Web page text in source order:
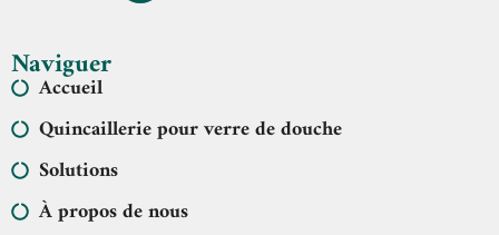
Naviguer
Accueil
Quincaillerie pour verre de douche
Solutions
À propos de nous